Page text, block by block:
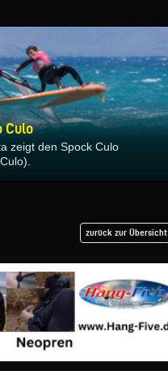
Culo
zeigt den Spock Culo
zurück zur Übersicht